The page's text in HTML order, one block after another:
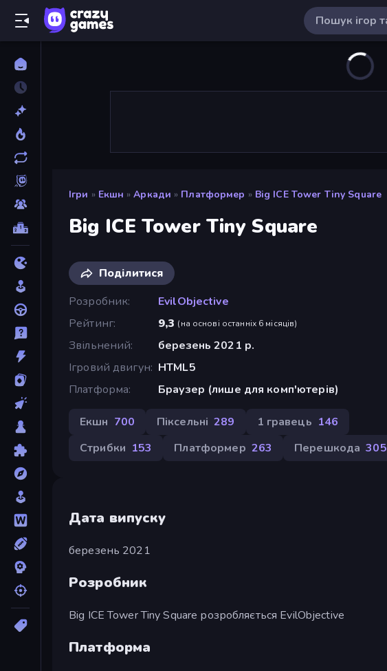
Ігри » Екшн » Аркади » Платформер » Big ICE Tower Tiny Square
Big ICE Tower Tiny Square
Поділитися
Розробник
EvilObjective
Рейтинг
9,3 (на основі останніх 6 місяців)
Звільнений
березень 2021 р.
Ігровий двигун HTML5
Платформа
Браузер (лише для комп'ютерів)
Екшн 700 Піксельні 289 1 гравець 146
Стрибки 153 Платформер 263 Перешкода 305
Дата випуску
березень 2021
Розробник
Big ICE Tower Tiny Square розробляється EvilObjective
Платформа